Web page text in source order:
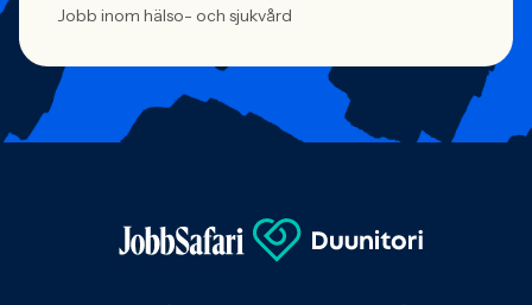
Jobb inom hälso- och sjukvård